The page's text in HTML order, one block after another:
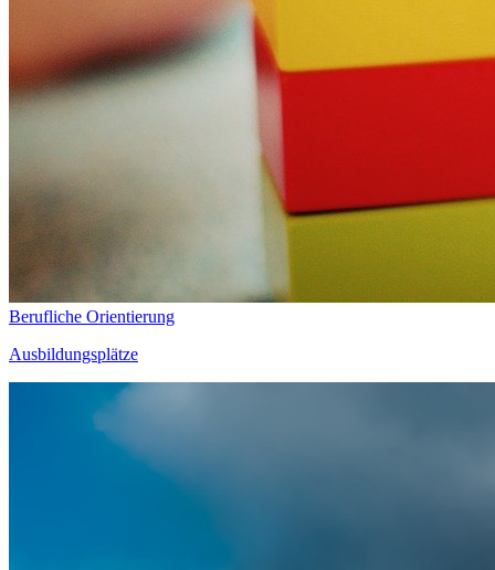
Berufliche Orientierung
Ausbildungsplätze